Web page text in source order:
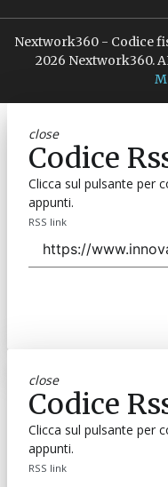
Nextwork360 - Codice
2026 Nextwork360.
close
Codice
Clicca sul pulsante per
appunti.
RSS link
close
Codice
Clicca sul pulsante per
appunti.
RSS link